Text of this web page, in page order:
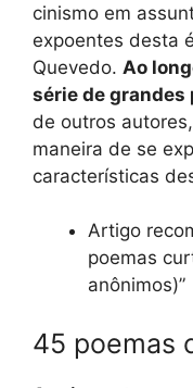
cinismo em
expoentes desta
Quevedo. Ao
série de grandes
de outros
maneira de se
características
Artigo
poemas
anônimos)”
45 poemas